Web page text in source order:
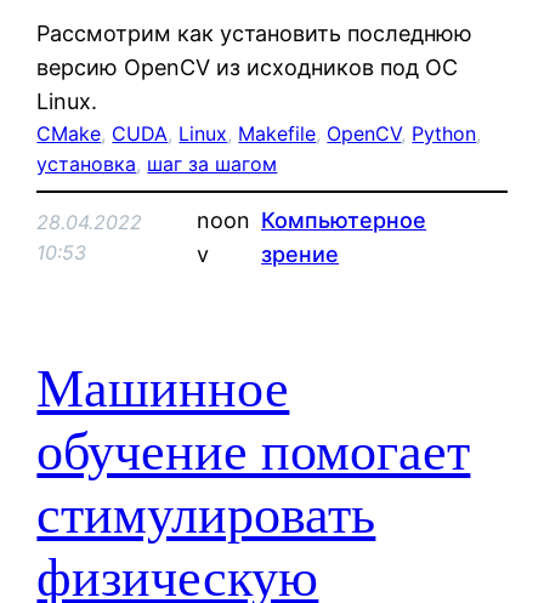
Рассмотрим как установить последнюю
версию OpenCV из исходников под ОС
Linux.
CMake, CUDA, Linux, Makefile, OpenCV, Python
установка, шаг за шагом
28.04.2022
10:53
noon
v
Компьютерное
зрение
Машинное
обучение помогает
стимулировать
физическую